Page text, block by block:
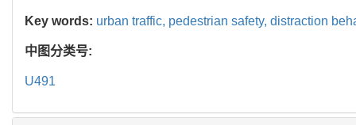
Key words: urban traffic, pedestrian safety, distraction
中图分类号:
U491